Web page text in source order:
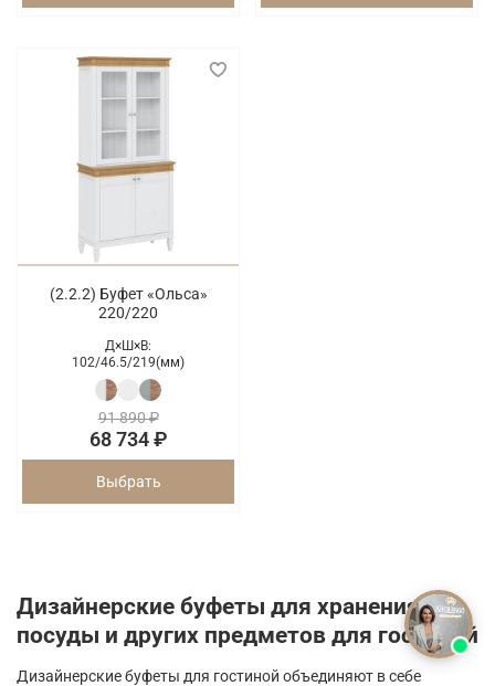
(2.2.2) Буфет «Ольса»
220/220
Д×Ш×В:
102/46.5/219(мм)
91 890 ₽
68 734 ₽
Выбрать
Дизайнерские буфеты для хранения
посуды и других предметов для гостиной
Дизайнерские буфеты для гостиной объединяют в себе